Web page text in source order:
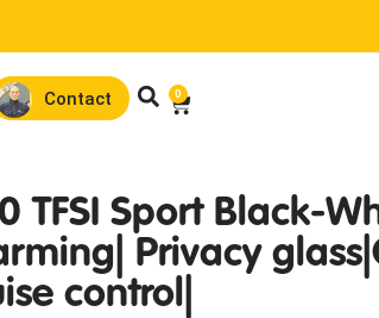
Contact 0
TFSI Sport Black-
Privacy
control|